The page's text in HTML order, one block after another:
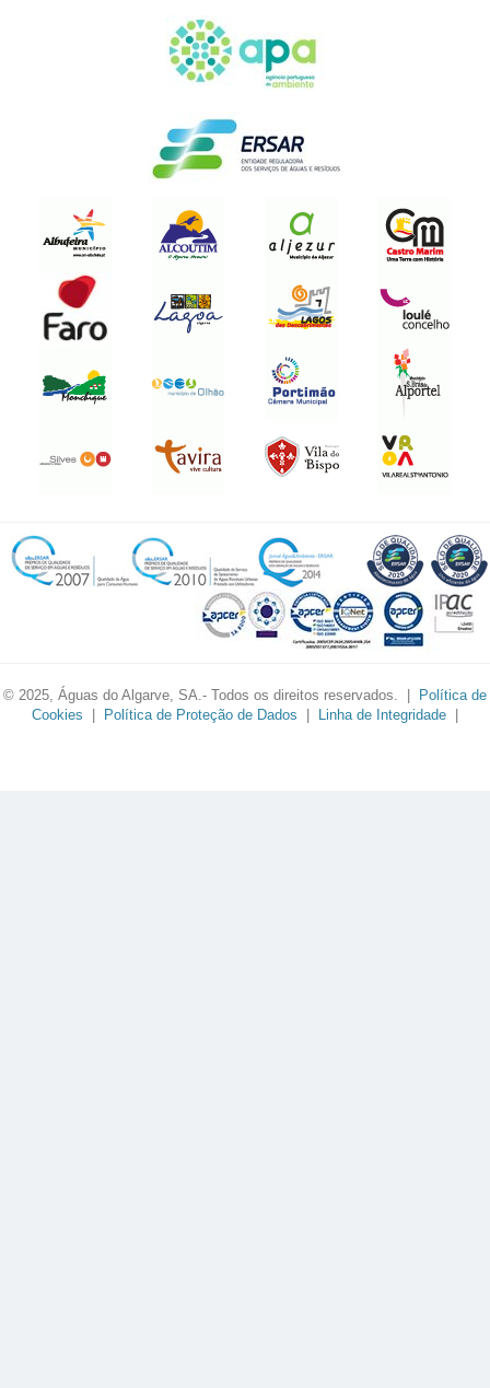
© 2025, Águas do Algarve, SA.- Todos os direitos reservados. | Política de
Cookies | Política de Proteção de Dados | Linha de Integridade |